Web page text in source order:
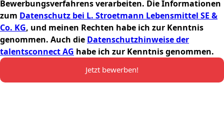
Bewerbungsverfahrens verarbeiten. Die Informationen
zum Datenschutz bei L. Stroetmann Lebensmittel SE &
Co. KG, und meinen Rechten habe ich zur Kenntnis
genommen. Auch die Datenschutzhinweise der
talentsconnect AG habe ich zur Kenntnis genommen.
Jetzt bewerben!